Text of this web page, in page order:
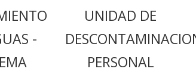
-
UNIDAD DE
PERSONAL